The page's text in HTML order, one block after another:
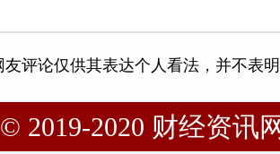
© 2019-2020 财经资讯